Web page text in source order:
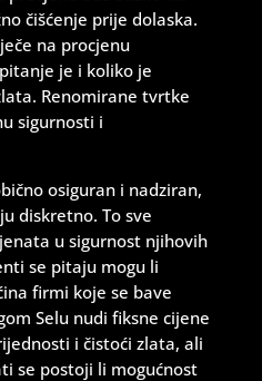
čišćenje prije dolaska.
na procjenu
je i koliko je
Renomirane tvrtke
sigurnosti i
osiguran i nadziran,
diskretno. To sve
u sigurnost njihovih
se pitaju mogu li
firmi koje se bave
Selu nudi fiksne cijene
i čistoći zlata, ali
se postoji li mogućnost